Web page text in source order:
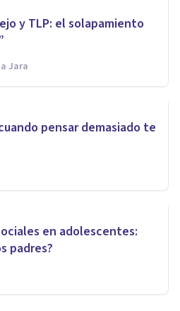
y TLP: el solapamiento
Jara
pensar demasiado te
en adolescentes:
padres?